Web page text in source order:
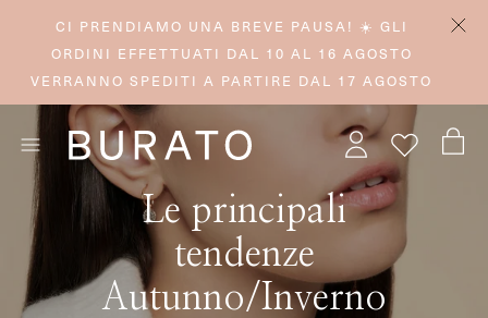
CI PRENDIAMO UNA BREVE PAUSA! ☀️ GLI
ORDINI EFFETTUATI DAL 10 AL 16 AGOSTO
VERRANNO SPEDITI A PARTIRE DAL 17 AGOSTO
Le principali
tendenze
Autunno/Inverno